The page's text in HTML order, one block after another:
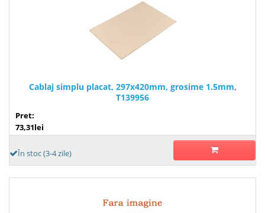
Cablaj simplu placat, 297x420mm, grosime 1.5mm,
T139956
Pret:
73,31lei
În stoc (3-4 zile)